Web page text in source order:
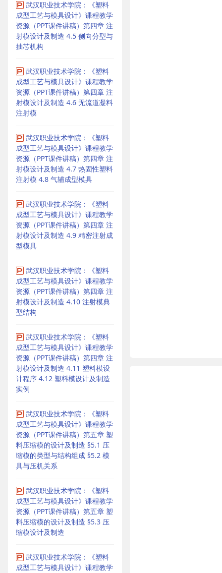
武汉职业技术学院：《塑料
成型工艺与模具设计》课程教学
资源（PPT课件讲稿）第四章 注
射模设计及制造 4.5 侧向分型与
抽芯机构
武汉职业技术学院：《塑料
成型工艺与模具设计》课程教学
资源（PPT课件讲稿）第四章 注
射模设计及制造 4.6 无流道凝料
注射模
武汉职业技术学院：《塑料
成型工艺与模具设计》课程教学
资源（PPT课件讲稿）第四章 注
射模设计及制造 4.7 热固性塑料
注射模 4.8 气辅成型模具
武汉职业技术学院：《塑料
成型工艺与模具设计》课程教学
资源（PPT课件讲稿）第四章 注
射模设计及制造 4.9 精密注射成
型模具
武汉职业技术学院：《塑料
成型工艺与模具设计》课程教学
资源（PPT课件讲稿）第四章 注
射模设计及制造 4.10 注射模典
型结构
武汉职业技术学院：《塑料
成型工艺与模具设计》课程教学
资源（PPT课件讲稿）第四章 注
射模设计及制造 4.11 塑料模设
计程序 4.12 塑料模设计及制造
实例
武汉职业技术学院：《塑料
成型工艺与模具设计》课程教学
资源（PPT课件讲稿）第五章 塑
料压缩模的设计及制造 §5.1 压
缩模的类型与结构组成 §5.2 模
具与压机关系
武汉职业技术学院：《塑料
成型工艺与模具设计》课程教学
资源（PPT课件讲稿）第五章 塑
料压缩模的设计及制造 §5.3 压
缩模设计及制造
武汉职业技术学院：《塑料
成型工艺与模具设计》课程教学